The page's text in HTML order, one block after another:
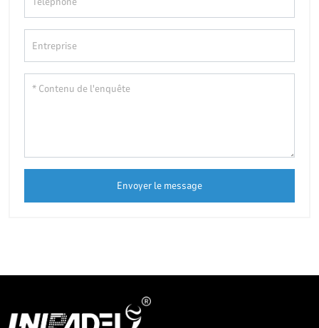
Envoyer le message